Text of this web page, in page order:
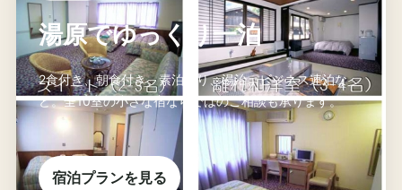
湯原でゆっくり一泊
2食付き、朝食付き、素泊まり、湯治、ビジネス連泊な
ど。全10室の小さな宿ならではのご相談も承ります。
宿泊プランを見る